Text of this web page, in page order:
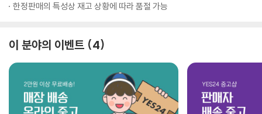
한정판매의 특성상 재고 상황에 따라 품절 가능
이 분야의 이벤트 4